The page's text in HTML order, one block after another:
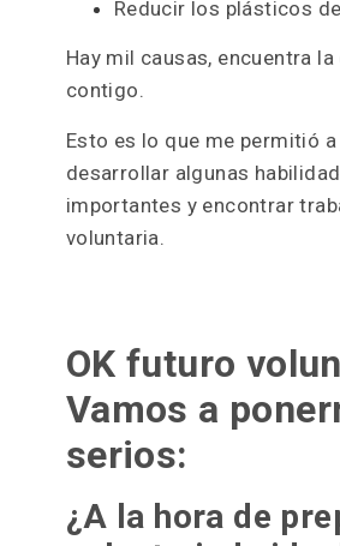
3. Elige un proyecto cuyo
¿Es paliar los efecto de
una zona rural?
gorila?
Reducir los plásticos de
Hay mil causas, encuentra la
Esto es lo que me permitió